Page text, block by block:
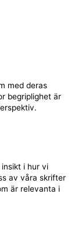
med deras
begriplighet är
i hur vi
av våra skrifter
är relevanta i